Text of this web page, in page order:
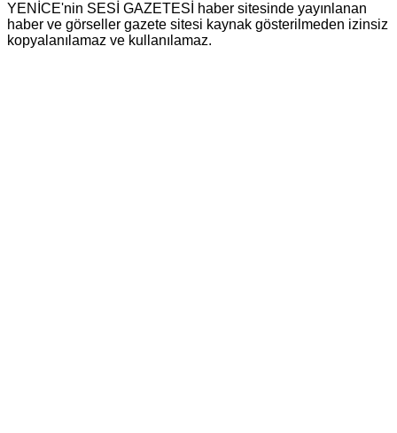
YENİCE'nin SESİ GAZETESİ haber sitesinde yayınlanan
haber ve görseller gazete sitesi kaynak gösterilmeden izinsiz
kopyalanılamaz ve kullanılamaz.